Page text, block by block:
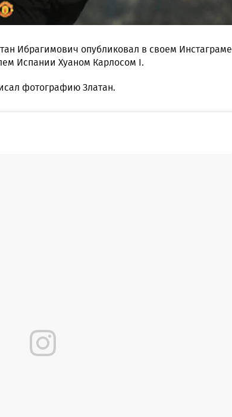
Ибрагимович опубликовал в своем Инстаграме
Испании Хуаном Карлосом I.
фотографию Златан.